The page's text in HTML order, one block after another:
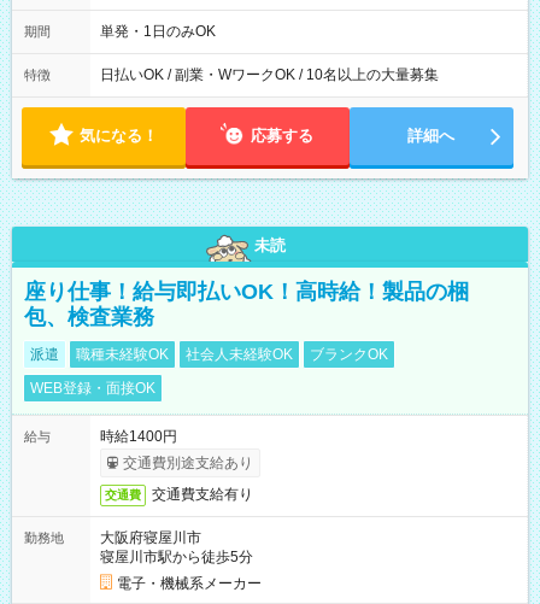
00～20：00
期間 単発・1日のみOK
特徴 日払いOK / 副業・WワークOK / 10名以上の大量募集
気になる！ 応募する 詳細へ
未読
座り仕事！給与即払いOK！高時給！製品の梱
包、検査業務
派遣 職種未経験OK 社会人未経験OK
ブランクOK
WEB登録・面接OK
給与
時給1400円
交通費別途支給あり
交通費 交通費支給有り
勤務地
大阪府寝屋川市
寝屋川市駅から徒歩5分
電子・機械系メーカー